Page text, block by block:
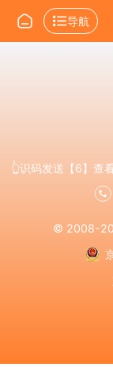
导航
👆识码发送【6】查
© 2008-